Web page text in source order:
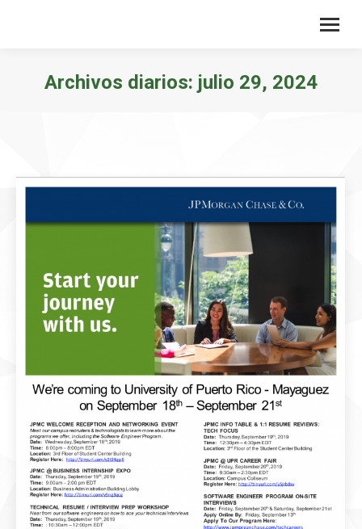
Archivos diarios: julio 29, 2024